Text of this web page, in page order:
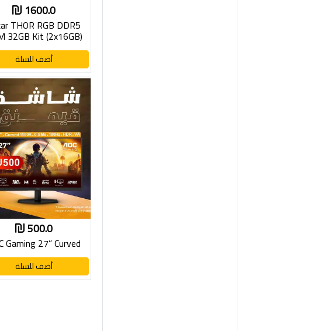
1600.0
THOR RGB DDR5
32GB Kit (2x16GB)
6000 MHz
أضف للسلة
500.0
Gaming 27” Curved
أضف للسلة